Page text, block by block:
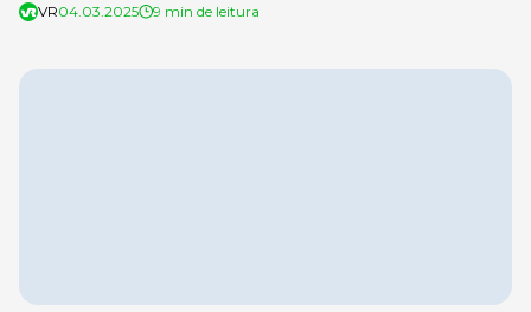
podem ser determinados por convenções coletivas e
estar previsto nestes instrumentos. Anualmente, […]
VR04.03.2025 9 min de leitura